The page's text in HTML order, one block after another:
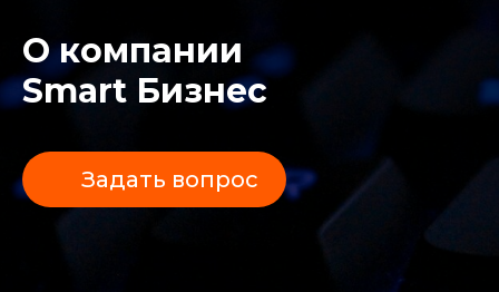
О компании
Smart Бизнес
Задать вопрос